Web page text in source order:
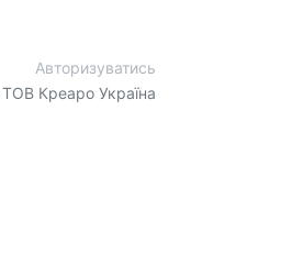
Авторизуватись
Креаро Україна